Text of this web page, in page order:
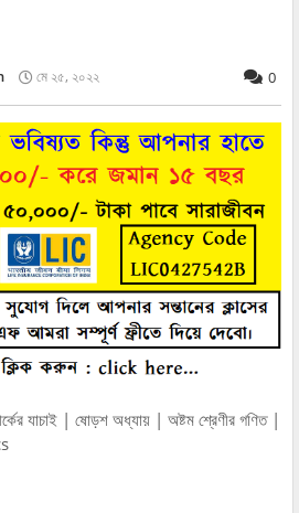
মে ২৫, ২০২২ 0
যাচাই | ষোড়শ অধ্যায় | অষ্টম শ্রেণীর গণিত |